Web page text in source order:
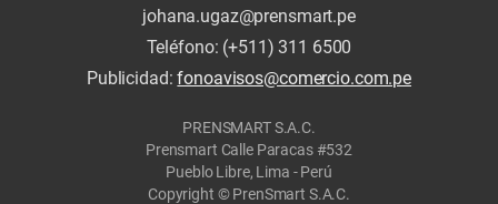
johana.ugaz@prensmart.pe
Teléfono: (+511) 311 6500
Publicidad:fonoavisos@comercio.com.pe
PRENSMART S.A.C.
Prensmart Calle Paracas #532
Pueblo Libre, Lima - Perú
Copyright © PrenSmart S.A.C.